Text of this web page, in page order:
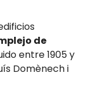
de
entre 1905 y
Domènech i